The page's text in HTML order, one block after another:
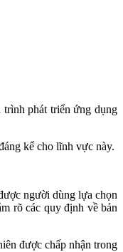
phát triển ứng dụng
kể cho lĩnh vực này.
người dùng lựa chọn
rõ các quy định về bản
được chấp nhận trong